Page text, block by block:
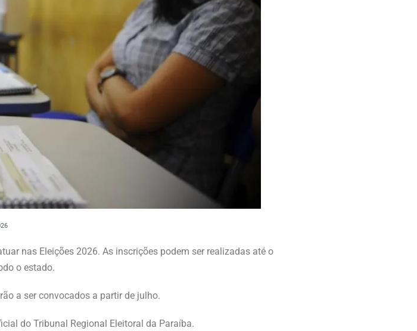
nas Eleições 2026. As inscrições podem ser realizadas até o
o estado.
a ser convocados a partir de julho.
do Tribunal Regional Eleitoral da Paraíba.